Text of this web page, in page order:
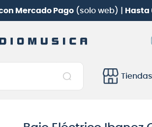
Mercado Pago(solo web) | Hasta
Tiendas